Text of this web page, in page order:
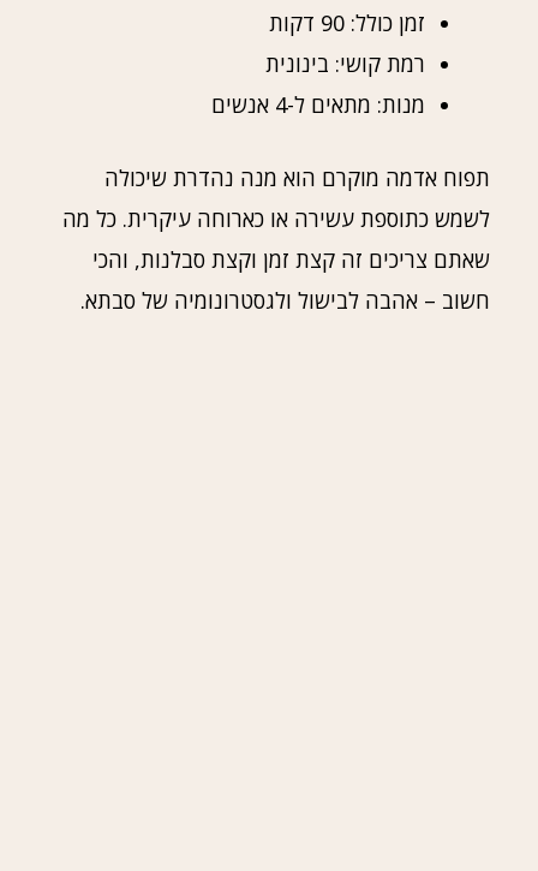
זמן כולל: 90 דקות
רמת קושי: בינונית
מנות: מתאים ל-4 אנשים
תפוח אדמה מוקרם הוא מנה נהדרת שיכולה
לשמש כתוספת עשירה או כארוחה עיקרית. כל מה
שאתם צריכים זה קצת זמן וקצת סבלנות, והכי
חשוב – אהבה לבישול ולגסטרונומיה של סבתא.